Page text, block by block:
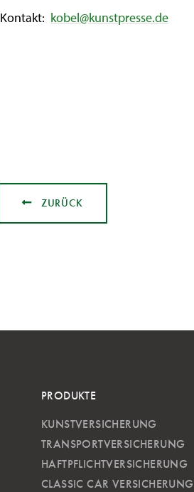
Kontakt: kobel@kunstpresse.de
ZURÜCK
PRODUKTE
KUNSTVERSICHERUNG
TRANSPORTVERSICHERUNG
HAFTPFLICHTVERSICHERUNG
CLASSIC CAR VERSICHERUNG